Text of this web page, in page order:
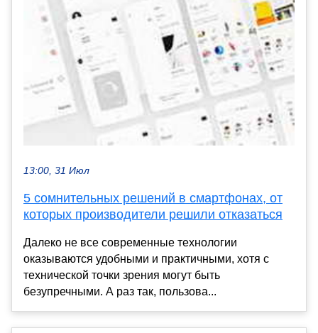
13:00, 31 Июл
5 сомнительных решений в смартфонах, от
которых производители решили отказаться
Далеко не все современные технологии
оказываются удобными и практичными, хотя с
технической точки зрения могут быть
безупречными. А раз так, пользова...